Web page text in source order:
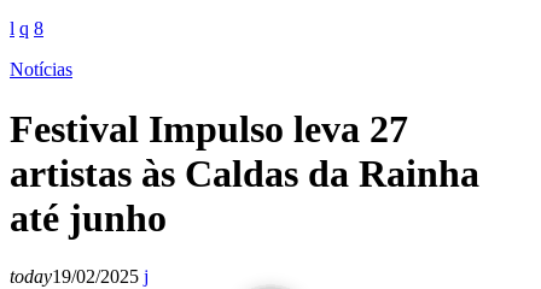
Notícias
Festival Impulso leva 27
artistas às Caldas da Rainha
até junho
today19/02/2025